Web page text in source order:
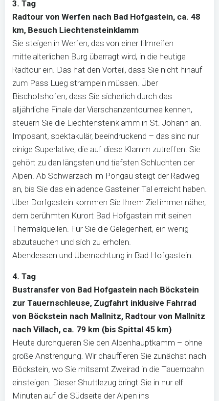
3. Tag
Radtour von Werfen nach Bad Hofgastein, ca. 48
km, Besuch Liechtensteinklamm
Sie steigen in Werfen, das von einer filmreifen
mittelalterlichen Burg überragt wird, in die heutige
Radtour ein. Das hat den Vorteil, dass Sie nicht hinauf
zum Pass Lueg strampeln müssen. Über
Bischofshofen, dass Sie sicherlich durch das
alljährliche Finale der Vierschanzentournee kennen,
steuern Sie die Liechtensteinklamm in St. Johann an.
Imposant, spektakulär, beeindruckend – das sind nur
einige Superlative, die auf diese Klamm zutreffen. Sie
gehört zu den längsten und tiefsten Schluchten der
Alpen. Ab Schwarzach im Pongau steigt der Radweg
an, bis Sie das einladende Gasteiner Tal erreicht haben.
Über Dorfgastein kommen Sie Ihrem Ziel immer näher,
dem berühmten Kurort Bad Hofgastein mit seinen
Thermalquellen. Für Sie die Gelegenheit, ein wenig
abzutauchen und sich zu erholen.
Abendessen und Übernachtung in Bad Hofgastein.
4. Tag
Bustransfer von Bad Hofgastein nach Böckstein
zur Tauernschleuse, Zugfahrt inklusive Fahrrad
von Böckstein nach Mallnitz, Radtour von Mallnitz
nach Villach, ca. 79 km (bis Spittal 45 km)
Heute durchqueren Sie den Alpenhauptkamm – ohne
große Anstrengung. Wir chauffieren Sie zunächst nach
Böckstein, wo Sie mitsamt Zweirad in die Tauernbahn
einsteigen. Dieser Shuttlezug bringt Sie in nur elf
Minuten auf die Südseite der Alpen ins